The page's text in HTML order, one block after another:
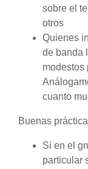
sobre el
otros
Quienes
de banda
modestos
cuanto
Buenas
Si en el
particular